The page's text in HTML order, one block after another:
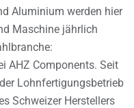
Aluminium werden hier
Maschine jährlich
AHZ Components. Seit
Lohnfertigungsbetrieb
Schweizer Herstellers